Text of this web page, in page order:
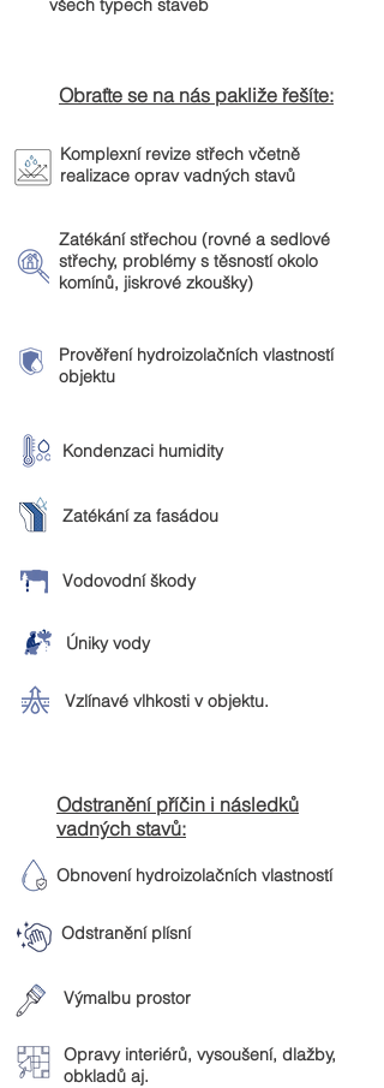
všech typech staveb
Obraťte se na nás pakliže řešíte:
Komplexní revize střech včetně
realizace oprav vadných stavů
Zatékání střechou (rovné a sedlové
střechy, problémy s těsností okolo
komínů, jiskrové zkoušky)
Prověření hydroizolačních vlastností
objektu​
Kondenzaci humidity
Zatékání za fasádou
Vodovodní škody
Úniky vody
Vzlínavé vlhkosti v objektu.
​Odstranění příčin i následků
vadných stavů:
Obnovení hydroizolačních vlastností
Odstranění plísní
Výmalbu prostor
Opravy interiérů, vysoušení, dlažby,
obkladů aj.